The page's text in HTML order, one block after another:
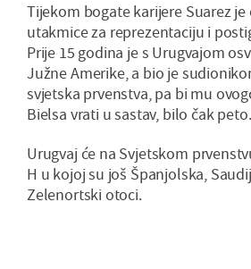
Tijekom bogate karijere Suarez je
utakmice za reprezentaciju i
Prije 15 godina je s Urugvajom
Južne Amerike, a bio je
svjetska prvenstva, pa bi mu
Bielsa vrati u sastav, bilo čak peto.
Urugvaj će na Svjetskom
H u kojoj su još Španjolska,
Zelenortski otoci.